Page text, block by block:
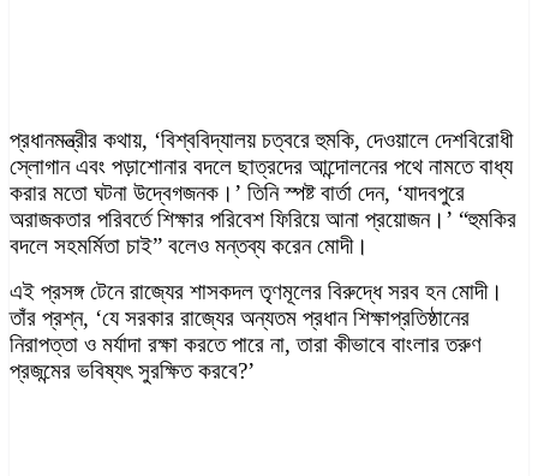
প্রধানমন্ত্রীর কথায়, ‘বিশ্ববিদ্যালয় চত্বরে হুমকি, দেওয়ালে দেশবিরোধী
স্লোগান এবং পড়াশোনার বদলে ছাত্রদের আন্দোলনের পথে নামতে বাধ্য
করার মতো ঘটনা উদ্বেগজনক।’ তিনি স্পষ্ট বার্তা দেন, ‘যাদবপুরে
অরাজকতার পরিবর্তে শিক্ষার পরিবেশ ফিরিয়ে আনা প্রয়োজন।’ “হুমকির
বদলে সহমর্মিতা চাই” বলেও মন্তব্য করেন মোদী।
এই প্রসঙ্গ টেনে রাজ্যের শাসকদল তৃণমূলের বিরুদ্ধে সরব হন মোদী।
তাঁর প্রশ্ন, ‘যে সরকার রাজ্যের অন্যতম প্রধান শিক্ষাপ্রতিষ্ঠানের
নিরাপত্তা ও মর্যাদা রক্ষা করতে পারে না, তারা কীভাবে বাংলার তরুণ
প্রজন্মের ভবিষ্যৎ সুরক্ষিত করবে?’